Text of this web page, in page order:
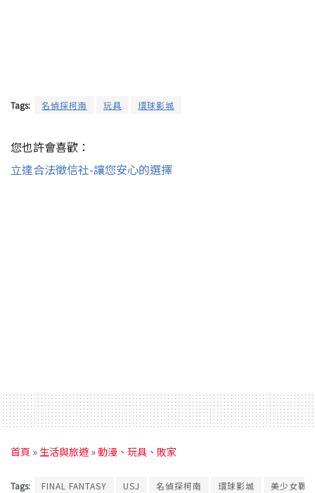
Tags: 名偵探柯南 玩具 環球影城
您也許會喜歡：
立達合法徵信社-讓您安心的選擇
首頁 » 生活與旅遊 » 動漫、玩具、敗家
Tags: FINAL FANTASY USJ 名偵探柯南 環球影城 美少女戰